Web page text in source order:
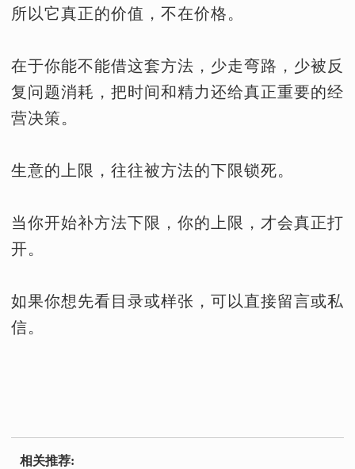
所以它真正的价值，不在价格。
在于你能不能借这套方法，少走弯路，少被反
复问题消耗，把时间和精力还给真正重要的经
营决策。
生意的上限，往往被方法的下限锁死。
当你开始补方法下限，你的上限，才会真正打
开。
如果你想先看目录或样张，可以直接留言或私
信。
相关推荐: